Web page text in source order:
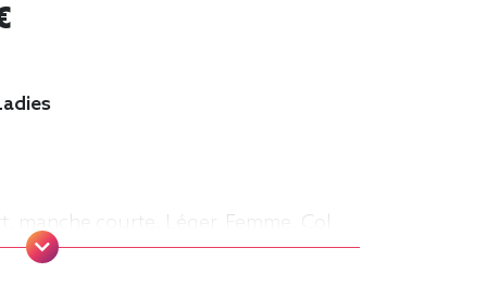
manche courte, Léger, Femme, Col